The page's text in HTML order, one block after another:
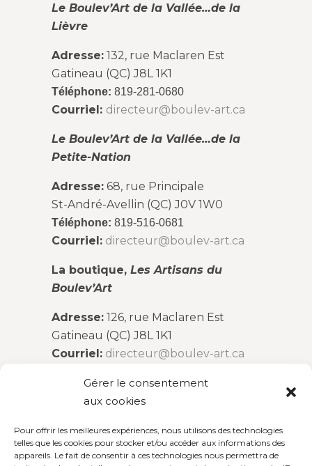
Gérer le consentement
aux cookies
Pour offrir les meilleures expériences, nous utilisons des technologies
telles que les cookies pour stocker et/ou accéder aux informations des
appareils. Le fait de consentir à ces technologies nous permettra de
Le Boulev’Art de la Vallée…de la
Lièvre
Adresse: 132, rue Maclaren Est
Gatineau (QC) J8L 1K1
Téléphone: 819-281-0680
Courriel: directeur@boulev-art.ca
Le Boulev’Art de la Vallée…de la
Petite-Nation
Adresse: 68, rue Principale
St-André-Avellin (QC) J0V 1W0
Téléphone: 819-516-0681
Courriel: directeur@boulev-art.ca
La boutique, Les Artisans du
Boulev’Art
Adresse: 126, rue Maclaren Est
Gatineau (QC) J8L 1K1
Courriel: directeur@boulev-art.ca
Mercredi : 11h00 à 15h00
Jeudi et vendredi : 11h00 à 19h00
Samedi : 10h00 à 16h00